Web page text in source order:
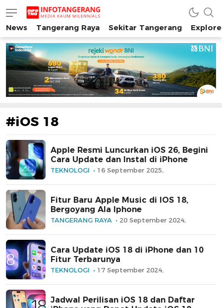
INFO TANGERANG
Media Kaum Millenials Tangerang Raya
News Tangerang Raya Sekitar Tangerang
#iOS 18
Apple Resmi Luncurkan iOS 26, Begini
Cara Update dan Instal di iPhone
TEKNOLOGI 16 September 2025,
Fitur Baru Apple Music di IOS 18,
Bergoyang Ala Iphone
TANGERANG RAYA 20 September 2024,
Cara Update iOS 18 di iPhone dan 10
Fitur Terbarunya
TEKNOLOGI 17 September 2024,
Jadwal Perilisan iOS 18 dan Daftar